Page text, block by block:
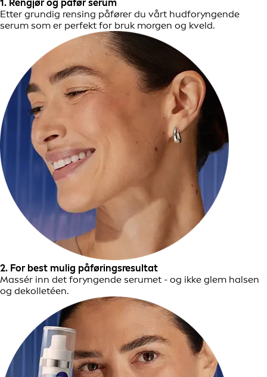
1. Rengjør og påfør serum
Etter grundig rensing påfører du vårt hudforyngende
serum som er perfekt for bruk morgen og kveld.
2. For best mulig påføringsresultat
Massér inn det foryngende serumet - og ikke glem halsen
og dekolletéen.